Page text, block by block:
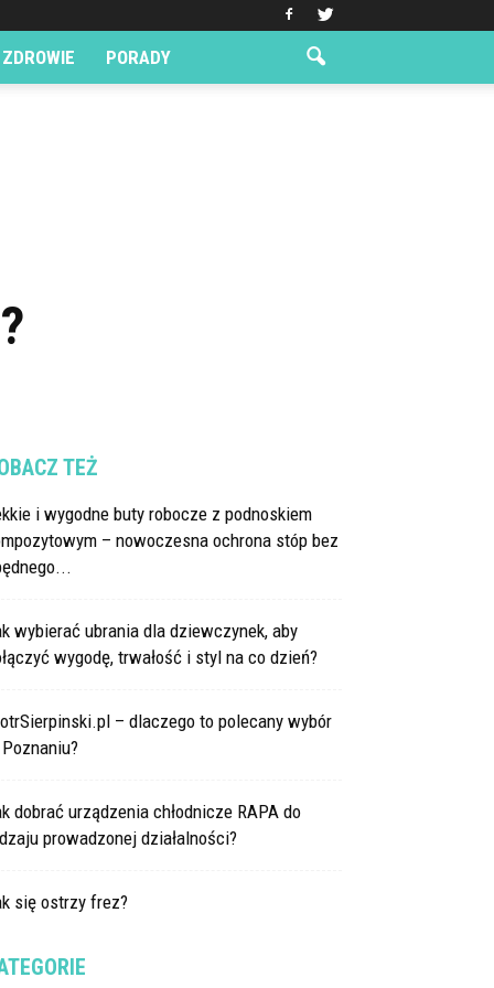
ZDROWIE PORADY
TEŻ
i wygodne buty robocze z podnoskiem
– nowoczesna ochrona stóp bez
wybierać ubrania dla dziewczynek, aby
wygodę, trwałość i styl na co dzień?
– dlaczego to polecany wybór
dobrać urządzenia chłodnicze RAPA do
prowadzonej działalności?
się ostrzy frez?